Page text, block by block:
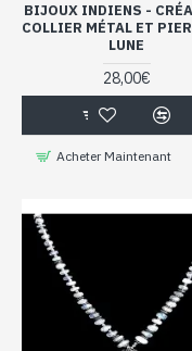
BIJOUX INDIENS -
COLLIER MÉTAL ET
LUNE
28,00€
Acheter Maintenant